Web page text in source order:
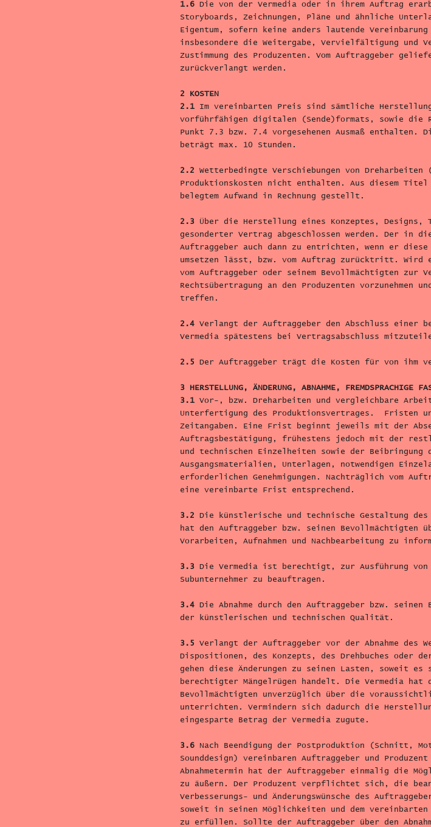
1.6 Die von der Vermedia oder in ihrem Auftrag
Storyboards, Zeichnungen, Pläne und ähnliche
Eigentum, sofern keine anders lautende
insbesondere die Weitergabe, Vervielfältigung und
Zustimmung des Produzenten. Vom Auftraggeber
zurückverlangt werden.
2 KOSTEN
2.1 Im vereinbarten Preis sind sämtliche
vorführfähigen digitalen (Sende)formats, sowie die
Punkt 7.3 bzw. 7.4 vorgesehenen Ausmaß
beträgt max. 10 Stunden.
2.2 Wetterbedingte Verschiebungen von
Produktionskosten nicht enthalten. Aus diesem Titel
belegtem Aufwand in Rechnung gestellt.
2.3 Über die Herstellung eines Konzeptes, Designs,
gesonderter Vertrag abgeschlossen werden. Der in
Auftraggeber auch dann zu entrichten, wenn er
umsetzen lässt, bzw. vom Auftrag zurücktritt. Wird
vom Auftraggeber oder seinem Bevollmächtigten
Rechtsübertragung an den Produzenten vorzunehmen
treffen.
2.4 Verlangt der Auftraggeber den Abschluss einer
Vermedia spätestens bei Vertragsabschluss
2.5 Der Auftraggeber trägt die Kosten für von ihm
3 HERSTELLUNG, ÄNDERUNG, ABNAHME, FREMDSPRACHIGE
3.1 Vor-, bzw. Dreharbeiten und vergleichbare
Unterfertigung des Produktionsvertrages. Fristen
Zeitangaben. Eine Frist beginnt jeweils mit der
Auftragsbestätigung, frühestens jedoch mit der
und technischen Einzelheiten sowie der Beibringung
Ausgangsmaterialien, Unterlagen, notwendigen
erforderlichen Genehmigungen. Nachträglich vom
eine vereinbarte Frist entsprechend.
3.2 Die künstlerische und technische Gestaltung
hat den Auftraggeber bzw. seinen Bevollmächtigten
Vorarbeiten, Aufnahmen und Nachbearbeitung zu
3.3 Die Vermedia ist berechtigt, zur Ausführung von
Subunternehmer zu beauftragen.
3.4 Die Abnahme durch den Auftraggeber bzw.
der künstlerischen und technischen Qualität.
3.5 Verlangt der Auftraggeber vor der Abnahme des
Dispositionen, des Konzepts, des Drehbuches oder
gehen diese Änderungen zu seinen Lasten, soweit es
berechtigter Mängelrügen handelt. Die Vermedia hat
Bevollmächtigten unverzüglich über die
unterrichten. Vermindern sich dadurch die
eingesparte Betrag der Vermedia zugute.
3.6 Nach Beendigung der Postproduktion (Schnitt,
Sounddesign) vereinbaren Auftraggeber und
Abnahmetermin hat der Auftraggeber einmalig die
zu äußern. Der Produzent verpflichtet sich, die
Verbesserungs- und Änderungswünsche des
soweit in seinen Möglichkeiten und dem vereinbarten
zu erfüllen. Sollte der Auftraggeber über den